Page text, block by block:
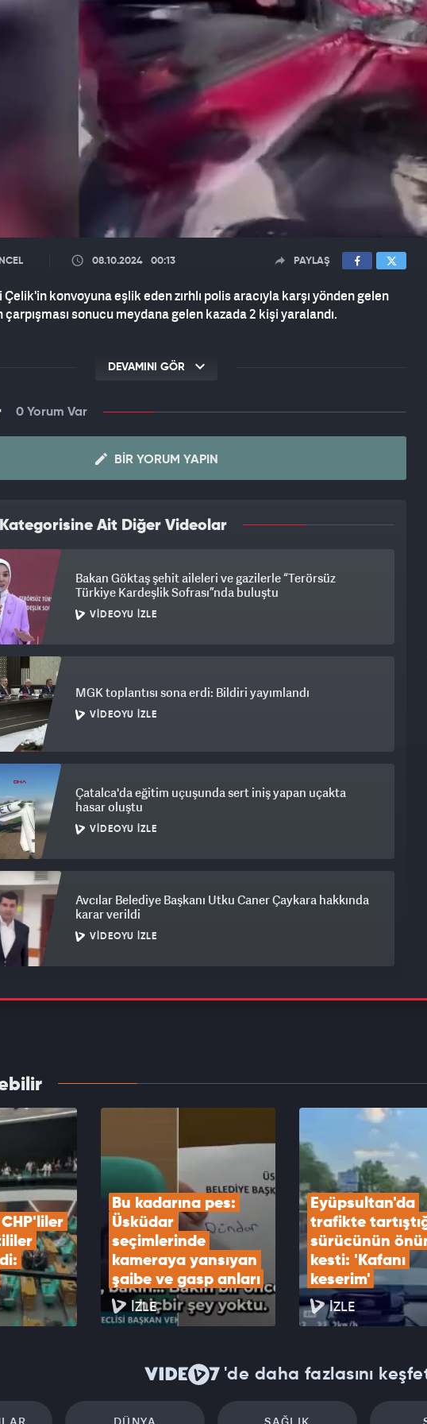
08.10.2024 00:13 PAYLAŞ
konvoyuna eşlik eden zırhlı polis aracıyla karşı yönden gelen
sonucu meydana gelen kazada 2 kişi yaralandı.
DEVAMINI GÖR
0 Yorum Var
BIR YORUM YAPIN
Kategorisine Ait Diğer Videolar
Bakan Göktaş şehit aileleri ve gazilerle “Terörsüz
Türkiye Kardeşlik Sofrası”nda buluştu
VIDEOYU İZLE
MGK toplantısı sona erdi: Bildiri yayımlandı
VIDEOYU İZLE
Çatalca'da eğitim uçuşunda sert iniş yapan uçakta
hasar oluştu
VIDEOYU İZLE
Avcılar Belediye Başkanı Utku Caner Çaykara hakkında
karar verildi
VIDEOYU İZLE
Milli Güvenlik Kurulu Cumhurbaşkanlığı Külliyesi’nde
Bu kadarına pes:
Üsküdar
seçimlerinde
kameraya yansıyan
şaibe ve gasp anları
İZLE
Eyüpsultan'da
trafikte
sürücünün
kesti: 'Kafanı
keserim'
İZLE
'de daha fazlasını